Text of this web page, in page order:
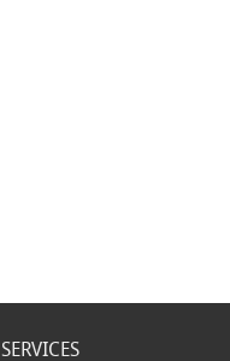
SERVICES